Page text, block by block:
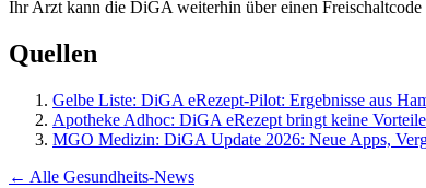
Ihr Arzt kann die DiGA weiterhin über einen
Quellen
Gelbe Liste: DiGA eRezept-Pilot: Ergebnisse aus
Apotheke Adhoc: DiGA eRezept bringt keine Vorteile
MGO Medizin: DiGA Update 2026: Neue Apps,
← Alle Gesundheits-News